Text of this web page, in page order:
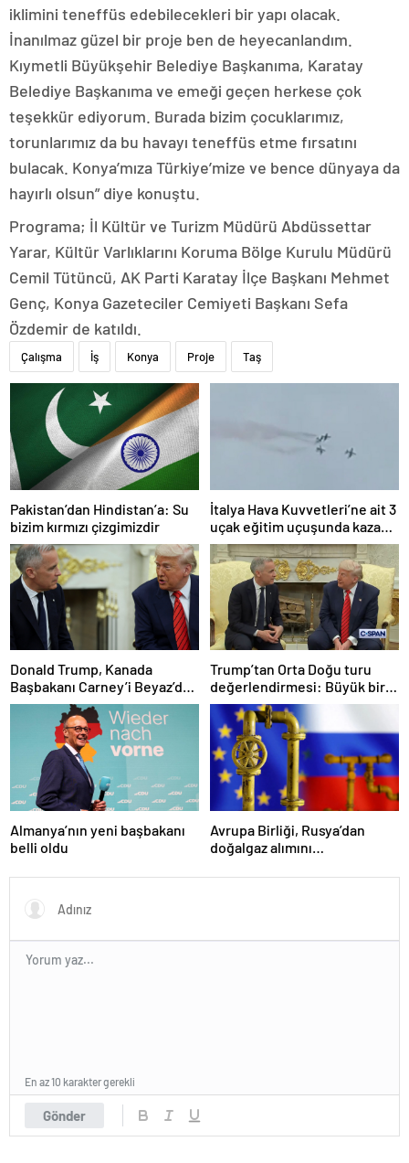
iklimini teneffüs edebilecekleri bir yapı olacak.
İnanılmaz güzel bir proje ben de heyecanlandım.
Kıymetli Büyükşehir Belediye Başkanıma, Karatay
Belediye Başkanıma ve emeği geçen herkese çok
teşekkür ediyorum. Burada bizim çocuklarımız,
torunlarımız da bu havayı teneffüs etme fırsatını
bulacak. Konya’mıza Türkiye’mize ve bence dünyaya da
hayırlı olsun” diye konuştu.
Programa; İl Kültür ve Turizm Müdürü Abdüssettar
Yarar, Kültür Varlıklarını Koruma Bölge Kurulu Müdürü
Cemil Tütüncü, AK Parti Karatay İlçe Başkanı Mehmet
Genç, Konya Gazeteciler Cemiyeti Başkanı Sefa
Özdemir de katıldı.
Çalışma İş Konya Proje Taş
Pakistan’dan Hindistan’a: Su
bizim kırmızı çizgimizdir
İtalya Hava Kuvvetleri’ne ait 3
uçak eğitim uçuşunda kaza
yaptı
Donald Trump, Kanada
Başbakanı Carney’i Beyaz’da
ağırladı
Trump’tan Orta Doğu turu
değerlendirmesi: Büyük bir
duyuru yapacağız
Almanya’nın yeni başbakanı
belli oldu
Avrupa Birliği, Rusya’dan
doğalgaz alımını
Gönder
En az 10 karakter gerekli